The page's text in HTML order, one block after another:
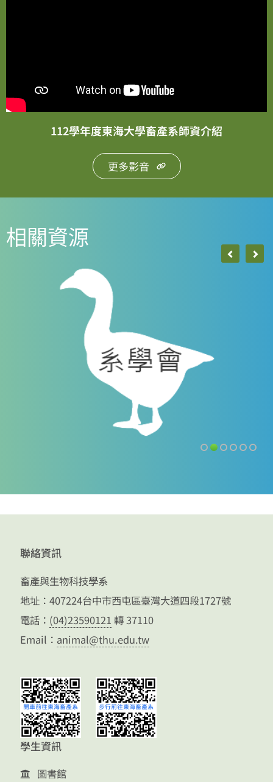
112學年度東海大學畜產系師資介紹
更多影音
相關資源
聯絡資訊
畜產與生物科技學系
地址：407224台中市西屯區臺灣大道四段1727號
電話： (04)23590121 轉 37110
Email： animal@thu.edu.tw
學生資訊
圖書館